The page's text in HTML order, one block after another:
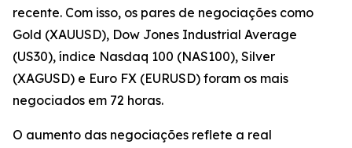
recente. Com isso, os pares de negociações como
Gold (XAUUSD), Dow Jones Industrial Average
(US30), índice Nasdaq 100 (NAS100), Silver
(XAGUSD) e Euro FX (EURUSD) foram os mais
negociados em 72 horas.
O aumento das negociações reflete a real